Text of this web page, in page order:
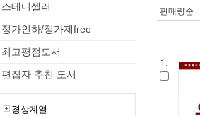
스테디셀러
정가인하/정가제free
최고평점도서
편집자 추천 도서
경상계열
판매량순
1.